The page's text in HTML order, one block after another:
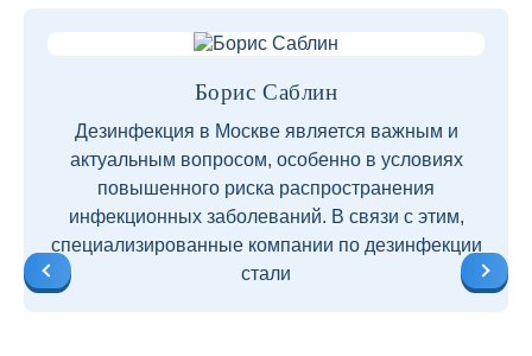
Борис Саблин
Дезинфекция в Москве является важным и
актуальным вопросом, особенно в условиях
повышенного риска распространения
инфекционных заболеваний. В связи с этим,
специализированные компании по дезинфекции
стали